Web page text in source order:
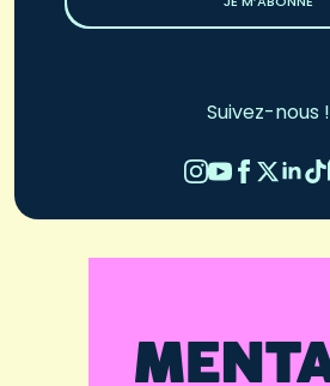
Suivez-nous !